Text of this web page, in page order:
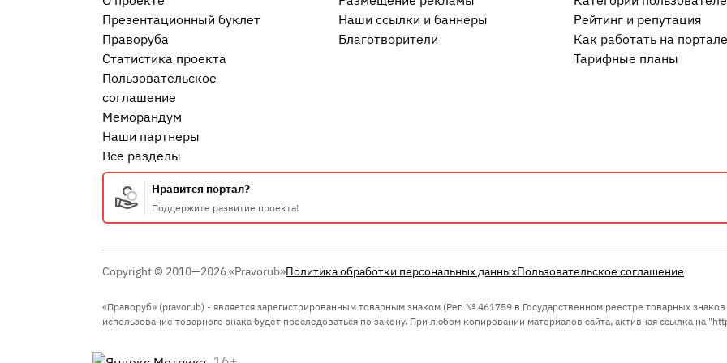
Презентационный букл​ет
Праворуба
Статистика проекта
Пользовательское
соглашение
Меморандум
Наши партнеры
Все разделы
Наши ссылки и баннеры
Благотворители
Рейтинг и репутация
Как работать на портале
Тарифные планы
Нравится портал?
Поддержите развитие проекта!
Copyright © 2010—2026 «Pravorub»Политика обработки персональных данныхПользовательское соглашение
«Праворуб» (pravorub) - является зарегистрированным товарным знаком (Рег. № 461759 в Государственном реестре товарных
использование товарного знака будет преследоваться по закону. При любом копировании материалов сайта, активная ссылка на